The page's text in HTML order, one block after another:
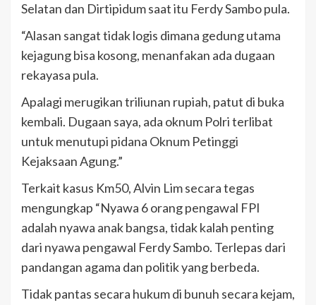
Selatan dan Dirtipidum saat itu Ferdy Sambo pula.
“Alasan sangat tidak logis dimana gedung utama
kejagung bisa kosong, menanfakan ada dugaan
rekayasa pula.
Apalagi merugikan triliunan rupiah, patut di buka
kembali. Dugaan saya, ada oknum Polri terlibat
untuk menutupi pidana Oknum Petinggi
Kejaksaan Agung.”
Terkait kasus Km50, Alvin Lim secara tegas
mengungkap “Nyawa 6 orang pengawal FPI
adalah nyawa anak bangsa, tidak kalah penting
dari nyawa pengawal Ferdy Sambo. Terlepas dari
pandangan agama dan politik yang berbeda.
Tidak pantas secara hukum di bunuh secara kejam,